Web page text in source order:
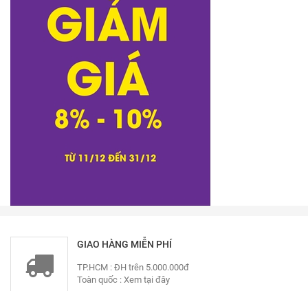
GIAO HÀNG MIỄN PHÍ
TP.HCM : ĐH trên 5.000.000đ
Toàn quốc : Xem tại đây